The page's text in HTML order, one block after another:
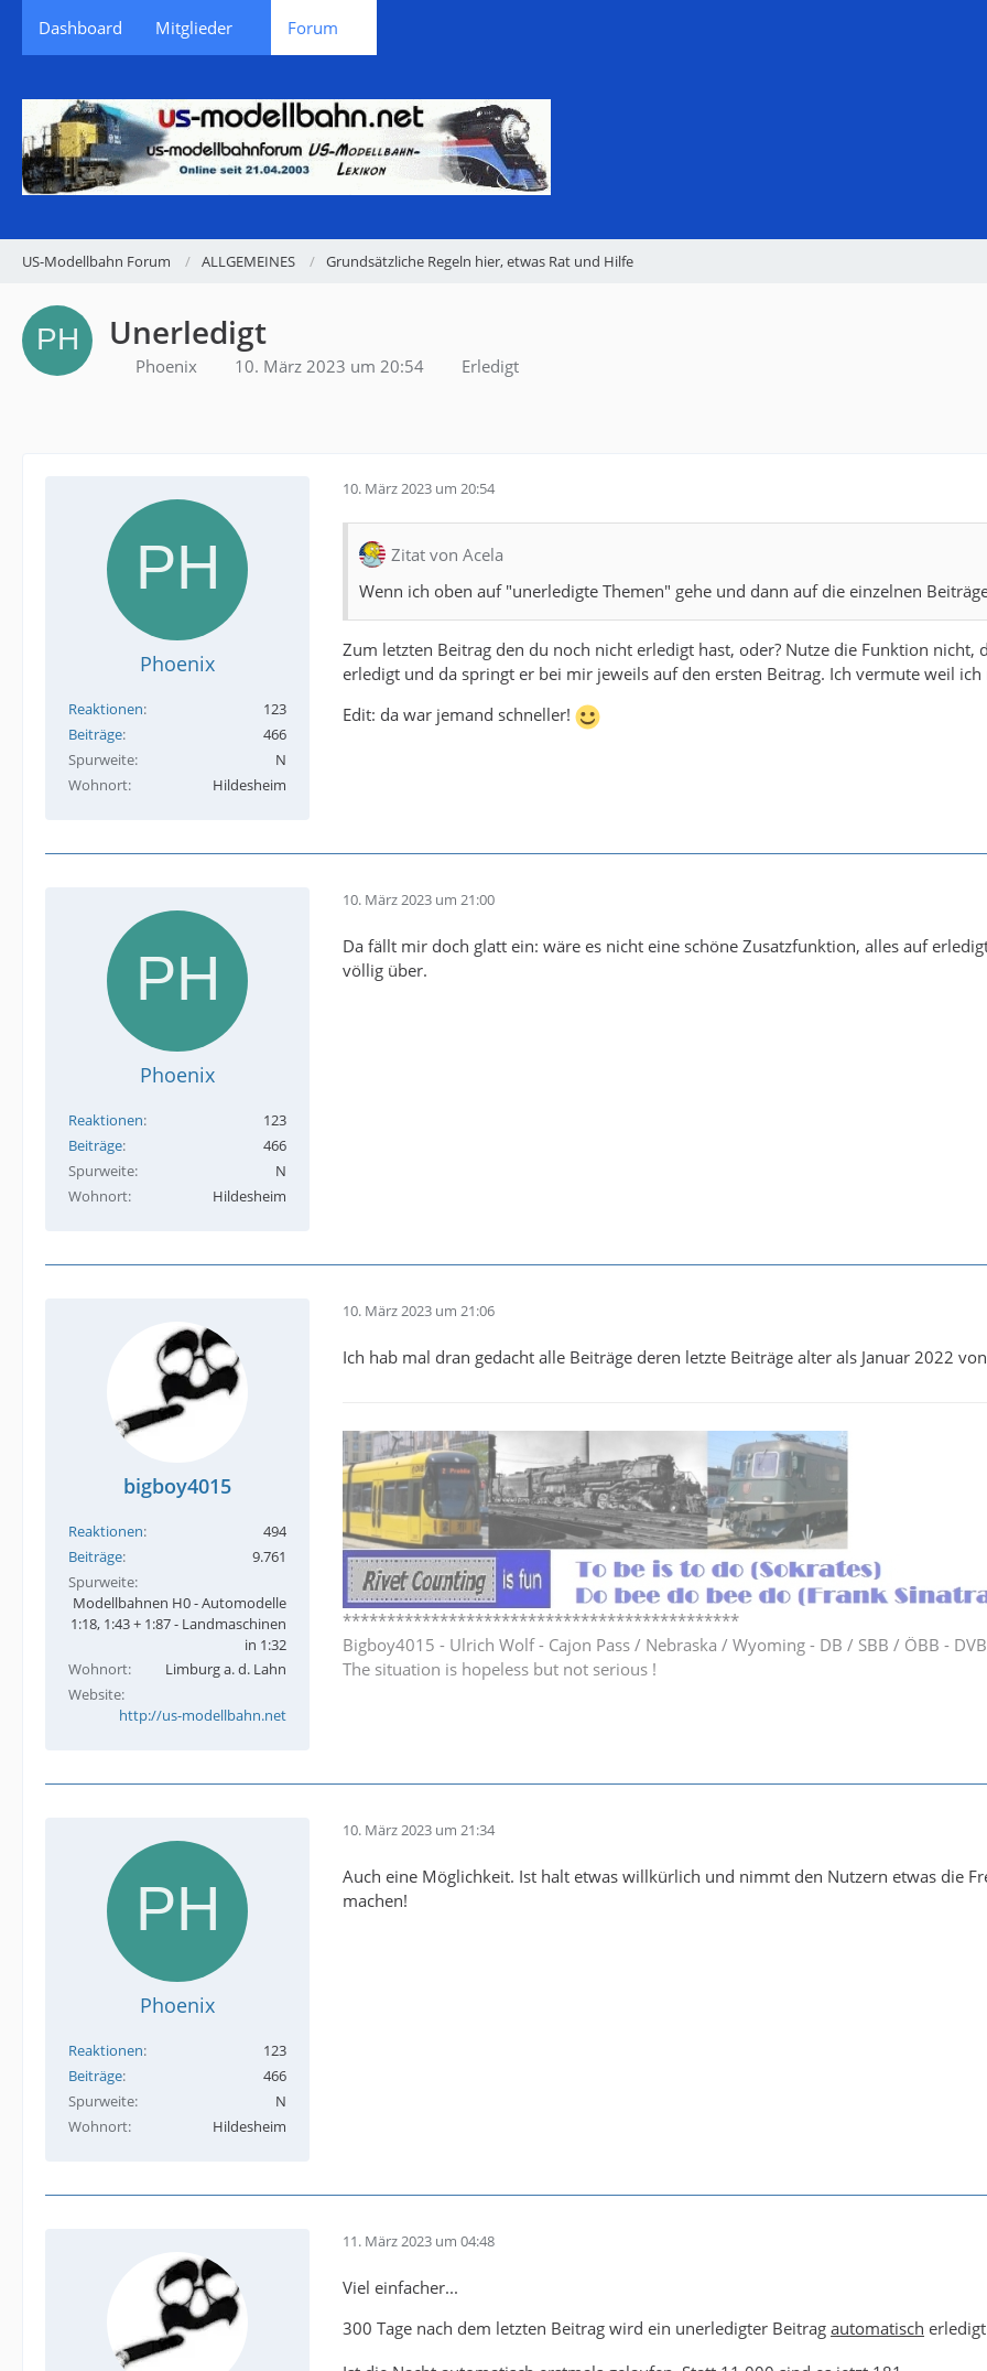
Dashboard Mitglieder Forum
US-Modellbahn Forum ALLGEMEINES Grundsätzliche Regeln hier, etwas Rat und Hilfe
Unerledigt
Phoenix 10. März 2023 um 20:54 Erledigt
Phoenix
Reaktionen
123
Beiträge
466
Spurweite
N
Wohnort
Hildesheim
10. März 2023 um 20:54
Zitat von Acela
Wenn ich oben auf "unerledigte Themen" gehe und dann auf die einzelnen
Zum letzten Beitrag den du noch nicht erledigt hast, oder? Nutze die Funktion
erledigt und da springt er bei mir jeweils auf den ersten Beitrag. Ich vermute weil
Edit: da war jemand schneller!
Phoenix
Reaktionen
123
Beiträge
466
Spurweite
N
Wohnort
Hildesheim
10. März 2023 um 21:00
Da fällt mir doch glatt ein: wäre es nicht eine schöne Zusatzfunktion, alles auf
völlig über.
bigboy4015
Reaktionen
494
Beiträge
9.761
Spurweite
Modellbahnen H0 - Automodelle
1:18, 1:43 + 1:87 - Landmaschinen
in 1:32
Wohnort
Limburg a. d. Lahn
Website
http://us-modellbahn.net
10. März 2023 um 21:06
Ich hab mal dran gedacht alle Beiträge deren letzte Beiträge alter als Januar 2022
*********************************************
Bigboy4015 - Ulrich Wolf - Cajon Pass / Nebraska / Wyoming - DB / SBB / ÖBB -
The situation is hopeless but not serious !
Phoenix
Reaktionen
123
Beiträge
466
Spurweite
N
Wohnort
Hildesheim
10. März 2023 um 21:34
Auch eine Möglichkeit. Ist halt etwas willkürlich und nimmt den Nutzern etwas die
machen!
11. März 2023 um 04:48
Viel einfacher...
300 Tage nach dem letzten Beitrag wird ein unerledigter Beitrag automatisch